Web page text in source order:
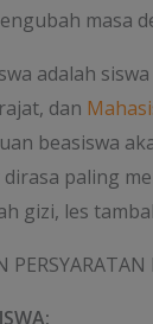
masa
adalah
dan
beasiswa
paling
gizi, les